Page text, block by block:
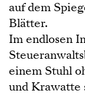
auf dem
Blätter.
Im endlosen
einem Stuhl
und Krawatte